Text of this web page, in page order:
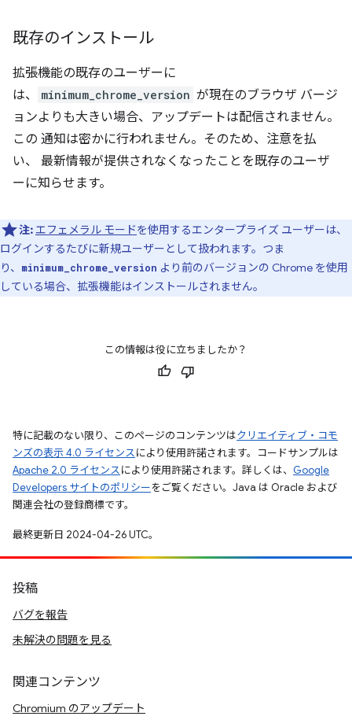
既存のインストール
拡張機能の既存のユーザーに
は、
minimum_chrome_version が現在のブラウザ バージ
ョンよりも大きい場合、アップデートは配信されません。
この 通知は密かに行われません。そのため、注意を払
い、 最新情報が提供されなくなったことを既存のユーザ
ーに知らせます。
注:エフェメラル モードを使用するエンタープライズ ユーザーは、
ログインするたびに新規ユーザーとして扱われます。つま
り、
minimum_chrome_version より前のバージョンの Chrome を使用
している場合、拡張機能はインストールされません。
この情報は役に立ちましたか？
特に記載のない限り、このページのコンテンツはクリエイティブ・コモ
ンズの表示 4.0 ライセンスにより使用許諾されます。コードサンプルは
Apache 2.0 ライセンスにより使用許諾されます。詳しくは、 Google
Developers サイトのポリシーをご覧ください。Java は Oracle および
関連会社の登録商標です。
最終更新日 2024-04-26 UTC。
投稿
バグを報告
未解決の問題を見る
関連コンテンツ
Chromium のアップデート